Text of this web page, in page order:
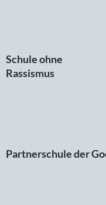
Schule ohne
Rassismus
Partnerschule der